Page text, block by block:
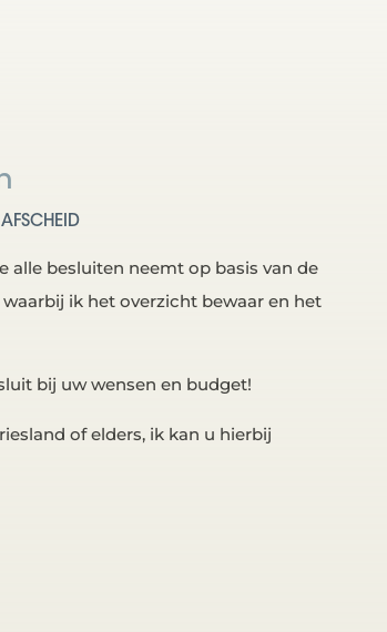
alle besluiten neemt op basis van de
ik het overzicht bewaar en het
bij uw wensen en budget!
of elders, ik kan u hierbij